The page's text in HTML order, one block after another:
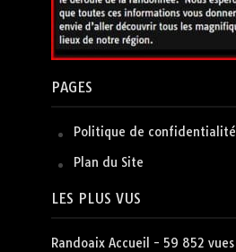
PAGES
Politique de confidentialité
Plan du Site
LES PLUS VUS
Randoaix Accueil - 59 852 vues